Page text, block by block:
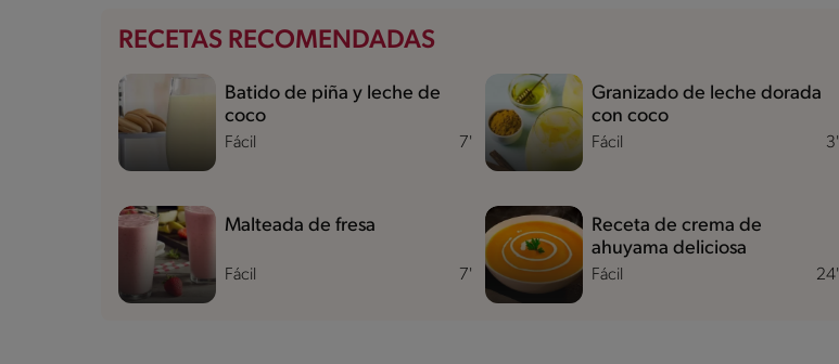
RECETAS RECOMENDADAS
Fácil 7'
Batido de piña y leche de
coco
Fácil 3'
Granizado de leche dorada
con coco
Fácil 7'
Malteada de fresa
Fácil 24'
Receta de crema de
ahuyama deliciosa